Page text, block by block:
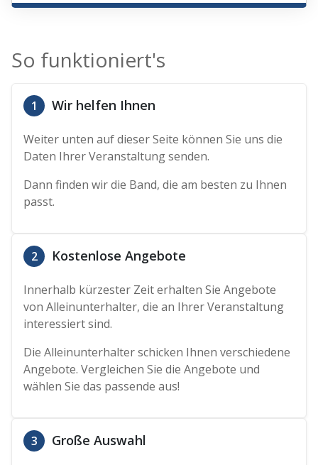
So funktioniert's
1 Wir helfen Ihnen
Weiter unten auf dieser Seite können Sie uns die
Daten Ihrer Veranstaltung senden.
Dann finden wir die Band, die am besten zu Ihnen
passt.
2 Kostenlose Angebote
Innerhalb kürzester Zeit erhalten Sie Angebote
von Alleinunterhalter, die an Ihrer Veranstaltung
interessiert sind.
Die Alleinunterhalter schicken Ihnen verschiedene
Angebote. Vergleichen Sie die Angebote und
wählen Sie das passende aus!
3 Große Auswahl